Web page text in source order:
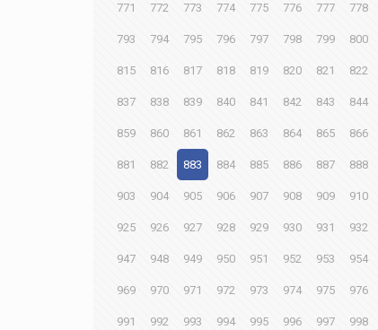
771 772 773 774 775 776 777 778
793 794 795 796 797 798 799 800
815 816 817 818 819 820 821 822
837 838 839 840 841 842 843 844
859 860 861 862 863 864 865 866
881 882 883 884 885 886 887 888
903 904 905 906 907 908 909 910
925 926 927 928 929 930 931 932
947 948 949 950 951 952 953 954
969 970 971 972 973 974 975 976
991 992 993 994 995 996 997 998